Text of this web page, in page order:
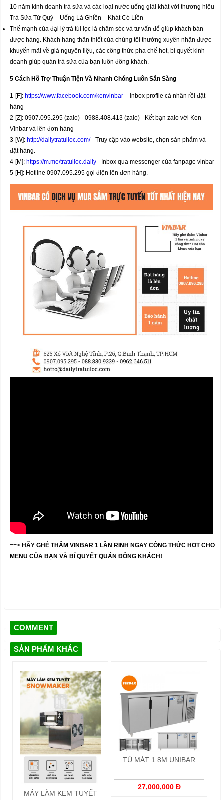
10 năm kinh doanh trà sữa và các loại nước uống giải khát với thương hiệu
Trà Sữa Tứ Quý – Uống Là Ghiền – Khát Có Liền
Thế mạnh của đại lý trà túi lọc là chăm sóc và tư vấn để giúp khách bán
được hàng. Khách hàng thân thiết của chúng tôi thường xuyên nhận được
khuyến mãi về giá nguyên liệu, các công thức pha chế hot, bí quyết kinh
doanh giúp quán trà sữa của bạn luôn đông khách.
5 Cách Hỗ Trợ Thuận Tiện Và Nhanh Chóng Luôn Sẵn Sàng
1-[F]: https://www.facebook.com/kenvinbar - inbox profile cá nhân rồi đặt
hàng
2-[Z]: 0907.095.295 (zalo) - 0988.408.413 (zalo) - Kết bạn zalo với Ken
Vinbar và lên đơn hàng
3-[W]: http://dailytratuiloc.com/- Truy cập vào website, chọn sản phẩm và
đặt hàng.
4-[M]: https://m.me/tratuiloc.daily- Inbox qua messenger của fanpage vinbar
5-[H]: Hotline 0907.095.295 gọi điện lên đơn hàng.
==> HÃY GHÉ THĂM VINBAR 1 LẦN RINH NGAY CÔNG THỨC HOT CHO
MENU CỦA BẠN VÀ BÍ QUYẾT QUÁN ĐÔNG KHÁCH!
COMMENT
SẢN PHẨM KHÁC
MÁY LÀM KEM TUYẾT
TỦ MÁT 1.8M UNIBAR
27,000,000 Đ